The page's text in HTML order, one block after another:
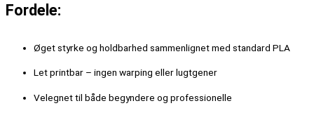
Fordele:
Øget styrke og holdbarhed sammenlignet med standard PLA
Let printbar – ingen warping eller lugtgener
Velegnet til både begyndere og professionelle